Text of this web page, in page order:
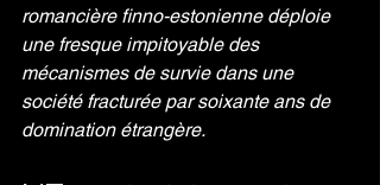
romancière finno-estonienne déploie
une fresque impitoyable des
mécanismes de survie dans une
société fracturée par soixante ans de
domination étrangère.